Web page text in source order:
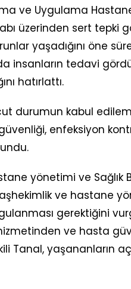
ve Uygulama
üzerinden sert tepki
yaşadığını öne
insanların tedavi
hatırlattı.
durumun kabul
enfeksiyon
yönetimi ve Sağlık
ve hastane
gerektiğini
ve hasta
Tanal, yaşananların